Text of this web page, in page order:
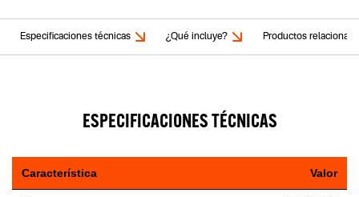
Especificaciones técnicas ¿Qué incluye? Productos
ESPECIFICACIONES TÉCNICAS
Característica Valor